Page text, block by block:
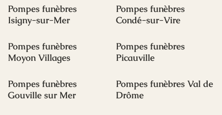
Pompes funèbres
Isigny-sur-Mer
Pompes funèbres
Condé-sur-Vire
Pompes funèbres
Moyon Villages
Pompes funèbres
Picauville
Pompes funèbres
Gouville sur Mer
Pompes funèbres Val de
Drôme